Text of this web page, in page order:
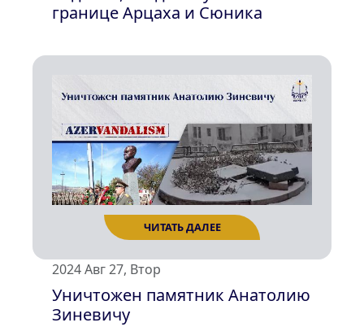
границе Арцаха и Сюника
2024 Авг 27, Втор
Уничтожен памятник Анатолию
Зиневичу